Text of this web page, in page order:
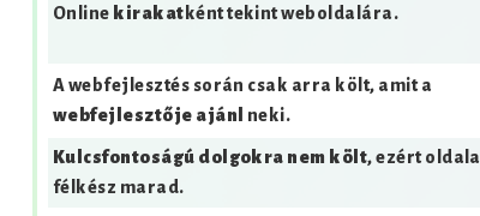
Online kirakat ként tekint weboldalára.
A webfejlesztés során csak arra költ, amit a
webfejlesztője ajánl neki.
Kulcsfontoságú dolgokra nem költ, ezért oldala
félkész marad.